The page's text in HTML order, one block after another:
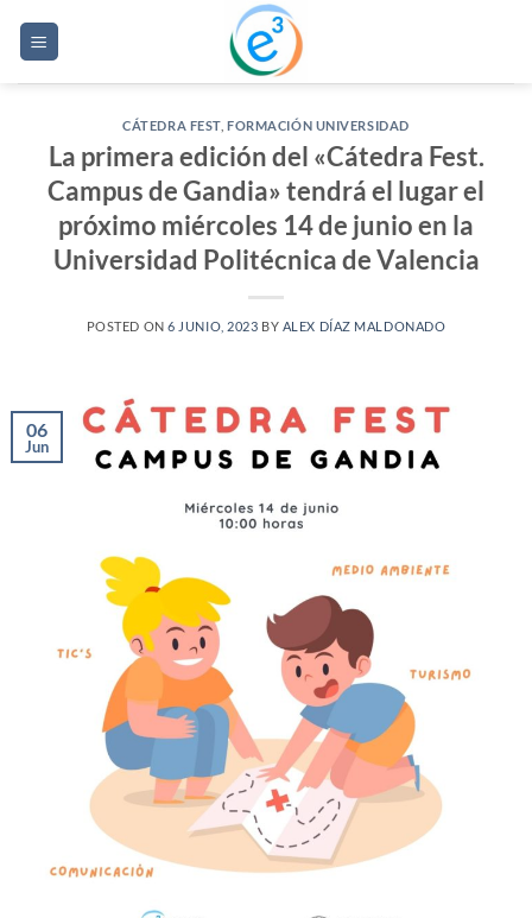
CÁTEDRA FEST,FORMACIÓN UNIVERSIDAD
La primera edición del «Cátedra Fest.
Campus de Gandia» tendrá el lugar el
próximo miércoles 14 de junio en la
Universidad Politécnica de Valencia
POSTED ON6 JUNIO, 2023 BY ALEX DÍAZ MALDONADO
06
Jun